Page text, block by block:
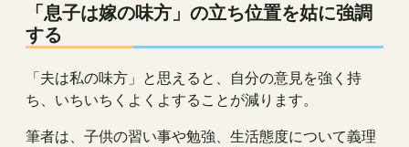
「息子は嫁の味方」の立ち位置を姑に強調
する
「夫は私の味方」と思えると、自分の意見を強く持
ち、いちいちくよくよすることが減ります。
筆者は、子供の習い事や勉強、生活態度について義理